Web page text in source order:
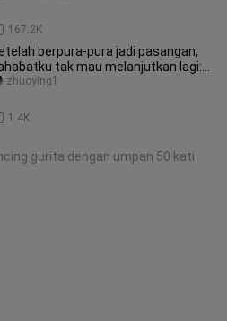
167.2K
berpura-pura jadi pasangan,
tak mau melanjutkan lagi:
1 (Begitu bangun, ak
1.4K
zhuoying1
gurita dengan umpan 50 kati